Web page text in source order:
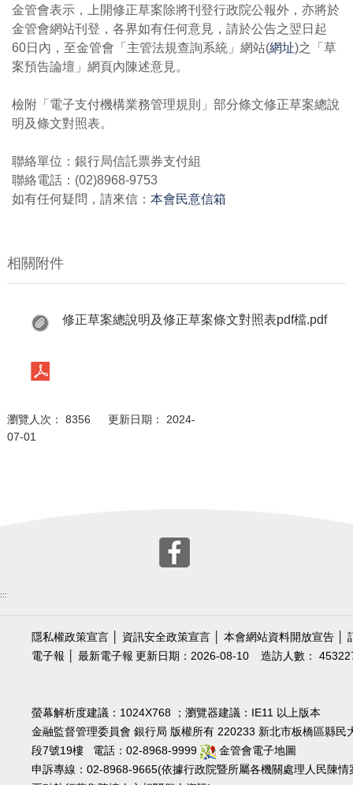
金管會表示，上開修正草案除將刊登行政院公報外，亦將於
金管會網站刊登，各界如有任何意見，請於公告之翌日起
60日內，至金管會「主管法規查詢系統」網站(網址)之「草
案預告論壇」網頁內陳述意見。
檢附「電子支付機構業務管理規則」部分條文修正草案總說
明及條文對照表。
聯絡單位：銀行局信託票券支付組
聯絡電話：(02)8968-9753
如有任何疑問，請來信：本會民意信箱
相關附件
修正草案總說明及修正草案條文對照表pdf檔.pdf
瀏覽人次： 8356 更新日期： 2024-
07-01
:::
隱私權政策宣言 資訊安全政策宣言 本會網站資料開放宣告
電子報
最新電子報 造訪人數：
更新日期：2026-08-10
螢幕解析度建議：1024X768 ；瀏覽器建議：IE11 以上版本
金融監督管理委員會 銀行局 版權所有 220233 新北市板橋區縣民
段7號19樓 電話：02-8968-9999
金管會電子地圖
申訴專線：02-8968-9665(依據行政院暨所屬各機關處理人民陳情